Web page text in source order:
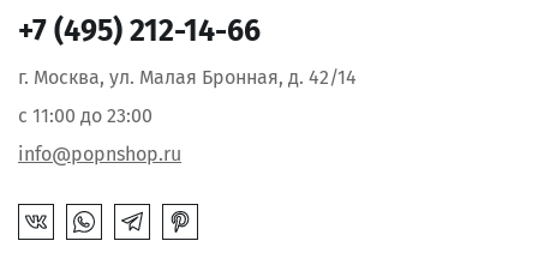
+7 (495) 212-14-66
г. Москва, ул. Малая Бронная, д. 42/14
с 11:00 до 23:00
info@popnshop.ru